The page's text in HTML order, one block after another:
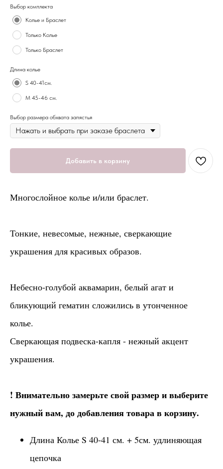
Выбор комплекта
Колье и Браслет
Только Колье
Только Браслет
Длина колье
S 40-41см.
M 45-46 см.
Выбор размера обхвата запястья
Добавить в корзину
Многослойное колье и/или браслет.
Тонкие, невесомые, нежные, сверкающие
украшения для красивых образов.
Небесно-голубой аквамарин, белый агат и
бликующий гематин сложились в утонченное
колье.
Сверкающая подвеска-капля - нежный акцент
украшения.
! Внимательно замерьте свой размер и выберите
нужный вам, до добавления товара в корзину.
Длина Колье S 40-41 см. + 5см. удлиняющая
цепочка